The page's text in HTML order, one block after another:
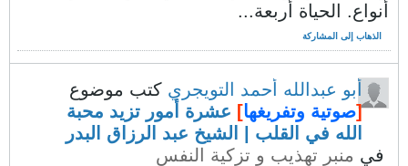
أنواع. الحياة أربعة...
الذهاب إلى المشاركة
أبو عبدالله أحمد التويجري كتب موضوع
[صوتية وتفريغها] عشرة أمور تزيد محبة
الله في القلب | الشيخ عبد الرزاق البدر
في منبر تهذيب و تزكية النفس